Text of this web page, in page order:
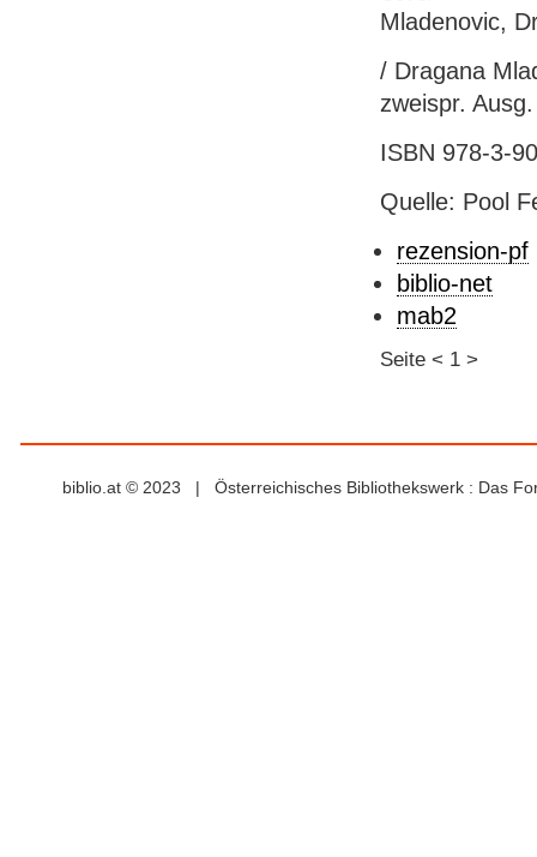
Mladenovic,
/ Dragana
zweispr.
ISBN 978-3-
Quelle: Pool
rezension-pf
biblio-net
mab2
Seite < 1 >
biblio.at © 2023 | Österreichisches Bibliothekswerk : Das